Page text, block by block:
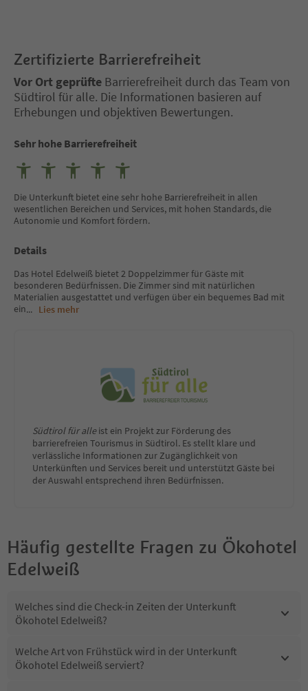
Zertifizierte Barrierefreiheit
Vor Ort geprüfte Barrierefreiheit durch das Team von
Südtirol für alle. Die Informationen basieren auf
Erhebungen und objektiven Bewertungen.
Sehr hohe Barrierefreiheit
Die Unterkunft bietet eine sehr hohe Barrierefreiheit in allen
wesentlichen Bereichen und Services, mit hohen Standards, die
Autonomie und Komfort fördern.
Details
Das Hotel Edelweiß bietet 2 Doppelzimmer für Gäste mit
besonderen Bedürfnissen. Die Zimmer sind mit natürlichen
Materialien ausgestattet und verfügen über ein bequemes Bad mit
ein... Lies mehr
Südtirol für alleist ein Projekt zur Förderung des
barrierefreien Tourismus in Südtirol. Es stellt klare und
verlässliche Informationen zur Zugänglichkeit von
Unterkünften und Services bereit und unterstützt Gäste bei
der Auswahl entsprechend ihren Bedürfnissen.
Häufig gestellte Fragen zu Ökohotel
Edelweiß
Welches sind die Check-in Zeiten der Unterkunft
Ökohotel Edelweiß?
Welche Art von Frühstück wird in der Unterkunft
Ökohotel Edelweiß serviert?